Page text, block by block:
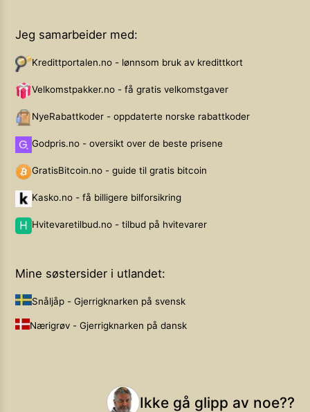
Jeg samarbeider med:
Kredittportalen.no - lønnsom bruk av kredittkort
Velkomstpakker.no - få gratis velkomstgaver
NyeRabattkoder - oppdaterte norske rabattkoder
Godpris.no - oversikt over de beste prisene
GratisBitcoin.no - guide til gratis bitcoin
Kasko.no - få billigere bilforsikring
Hvitevaretilbud.no - tilbud på hvitevarer
Mine søstersider i utlandet:
Snåljåp - Gjerrigknarken på svensk
Nærigrøv - Gjerrigknarken på dansk
Ikke gå glipp av noe??